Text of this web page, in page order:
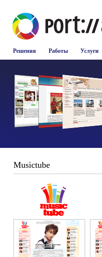
Решения Работы Услуги
Musictube